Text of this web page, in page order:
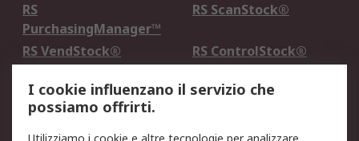
RS
PurchasingManager™
RS ScanStock®
RS VendStock®
RS ControlStock®
Legale
I cookie influenzano il servizio che
possiamo offrirti.